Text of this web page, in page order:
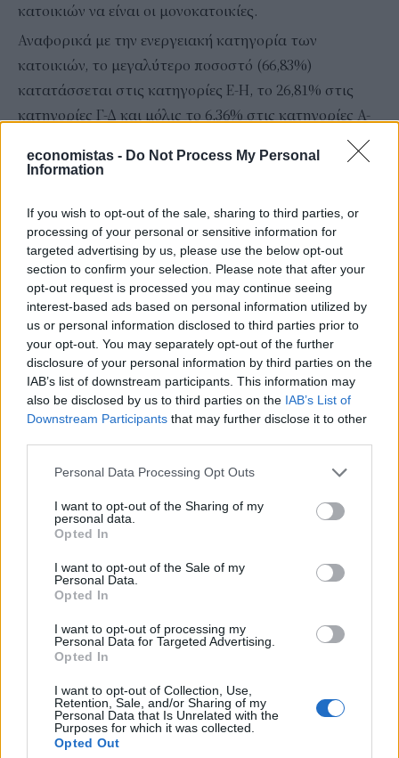
economistas - Do Not Process My Personal
Information
If you wish to opt-out of the sale, sharing to third parties, or
processing of your personal or sensitive information for
targeted advertising by us, please use the below opt-out
section to confirm your selection. Please note that after your
opt-out request is processed you may continue seeing
interest-based ads based on personal information utilized by
us or personal information disclosed to third parties prior to
your opt-out. You may separately opt-out of the further
disclosure of your personal information by third parties on the
IAB’s list of downstream participants. This information may
also be disclosed by us to third parties on the IAB’s List of
Downstream Participants that may further disclose it to other
Personal Data Processing Opt Outs
I want to opt-out of the Sharing of my
personal data.
Opted In
I want to opt-out of the Sale of my
Personal Data.
Opted In
I want to opt-out of processing my
Personal Data for Targeted Advertising.
Opted In
I want to opt-out of Collection, Use,
Retention, Sale, and/or Sharing of my
Personal Data that Is Unrelated with the
Purposes for which it was collected.
Opted Out
κατοικιών να είναι οι μονοκατοικίες.
Αναφορικά με την ενεργειακή κατηγορία των
κατοικιών, το μεγαλύτερο ποσοστό (66,83%)
κατατάσσεται στις κατηγορίες Ε-Η, το 26,81% στις
κατηγορίες Γ-Δ και μόλις το 6,36% στις κατηγορίες Α-
περιθώρια βελτίωσης της ενεργειακής απόδοσης του
αυτό, το «Εξοικονομώ-Αυτονομώ» (και τα
προγράμματα που θα ακολουθήσουν τα επόμενα
χρόνια) αποτελούν κεντρικό εργαλείο για την επίτευξη
του στόχου του Εθνικού Σχεδίου για την Ενέργεια και
το Κλίμα (ΕΣΕΚ) για ενεργειακή αναβάθμιση
τουλάχιστον 60.000 κατοικιών τον χρόνο για την
επόμενη δεκαετία.
Συμβάλλοντας, λοιπόν, στην υλοποίηση του ΕΣΕΚ το
«Εξοικονομώ-Αυτονομώ» δρομολογείται με
προσαρμογή και βελτίωση του υφιστάμενου
χρηματοδοτικού μοντέλου, αποσκοπώντας στην
πολιτών που μπορούν να λάβουν μέρος, καθώς και της
απλοποίησης της πιστοποίησης των παρεμβάσεων.
Έτσι, το νέο πρόγραμμα θα προσφέρει υψηλά
οικονομικά και λειτουργικά οφέλη προς τα ελληνικά
τους αναγκών.
Ακολουθήστε το στο Google News
μάθετε πρώτοι όλες τις ειδήσεις